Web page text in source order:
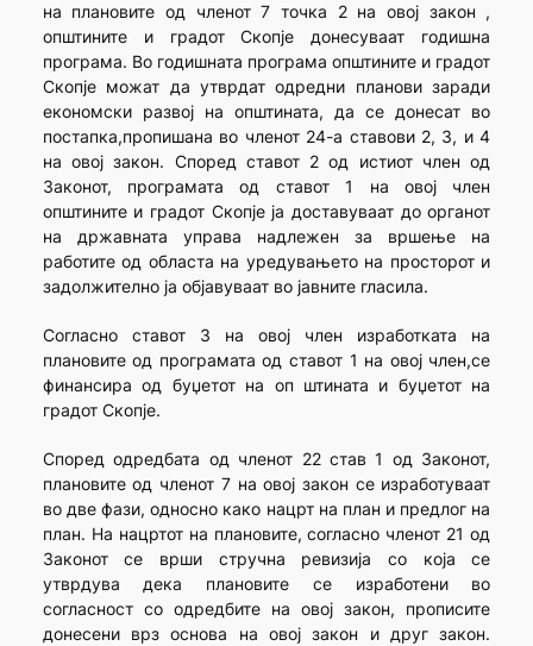
на плановите од членот 7 точка 2 на овој закон ,
општините и градот Скопје донесуваат годишна
програма. Во годишната програма општините и градот
Скопје можат да утврдат одредни планови заради
економски развој на општината, да се донесат во
постапка,пропишана во членот 24-а ставови 2, 3, и 4
на овој закон. Според ставот 2 од истиот член од
Законот, програмата од ставот 1 на овој член
општините и градот Скопје ја доставуваат до органот
на државната управа надлежен за вршење на
работите од областа на уредувањето на просторот и
задолжително ја објавуваат во јавните гласила.
Согласно ставот 3 на овој член изработката на
плановите од програмата од ставот 1 на овој член,се
финансира од буџетот на оп штината и буџетот на
градот Скопје.
Според одредбата од членот 22 став 1 од Законот,
плановите од членот 7 на овој закон се изработуваат
во две фази, односно како нацрт на план и предлог на
план. На нацртот на плановите, согласно членот 21 од
Законот се врши стручна ревизија со која се
утврдува дека плановите се изработени во
согласност со одредбите на овој закон, прописите
донесени врз основа на овој закон и друг закон.